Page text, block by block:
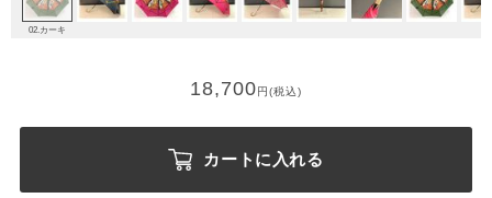
02.カーキ
18,700円(税込)
カートに入れる